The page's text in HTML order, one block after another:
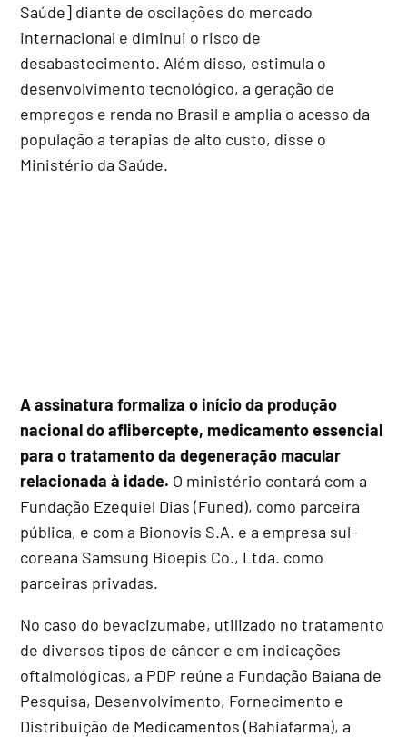
Saúde] diante de oscilações do mercado
internacional e diminui o risco de
desabastecimento. Além disso, estimula o
desenvolvimento tecnológico, a geração de
empregos e renda no Brasil e amplia o acesso da
população a terapias de alto custo, disse o
Ministério da Saúde.
A assinatura formaliza o início da produção
nacional do aflibercepte, medicamento essencial
para o tratamento da degeneração macular
relacionada à idade. O ministério contará com a
Fundação Ezequiel Dias (Funed), como parceira
pública, e com a Bionovis S.A. e a empresa sul-
coreana Samsung Bioepis Co., Ltda. como
parceiras privadas.
No caso do bevacizumabe, utilizado no tratamento
de diversos tipos de câncer e em indicações
oftalmológicas, a PDP reúne a Fundação Baiana de
Pesquisa, Desenvolvimento, Fornecimento e
Distribuição de Medicamentos (Bahiafarma), a